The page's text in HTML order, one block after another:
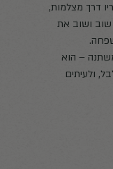
דרך מצלמות,
שוב ושוב את
– הוא
ולעיתים